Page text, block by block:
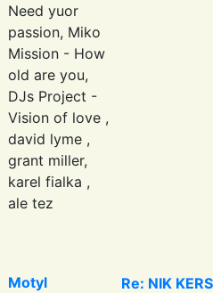
Need yuor
passion, Miko
Mission - How
old are you,
DJs Project -
Vision of love ,
david lyme ,
grant miller,
karel fialka ,
ale tez
Motyl
Re: NIK